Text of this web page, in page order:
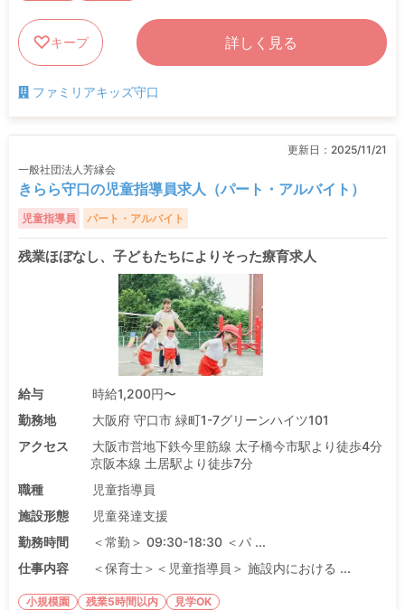
キープ 詳しく見る
ファミリアキッズ守口
更新日： 2025/11/21
一般社団法人芳縁会
きらら守口の児童指導員求人（パート・アルバイト）
児童指導員 パート・アルバイト
残業ほぼなし、子どもたちによりそった療育求人
給与
時給1,200円〜
勤務地
大阪府 守口市 緑町1-7グリーンハイツ101
アクセス
大阪市営地下鉄今里筋線 太子橋今市駅より徒歩4分
京阪本線 土居駅より徒歩7分
職種
児童指導員
施設形態
児童発達支援
勤務時間
＜常勤＞ 09:30-18:30 ＜パ ...
仕事内容
＜保育士＞＜児童指導員＞ 施設内における ...
小規模園 残業5時間以内 見学OK